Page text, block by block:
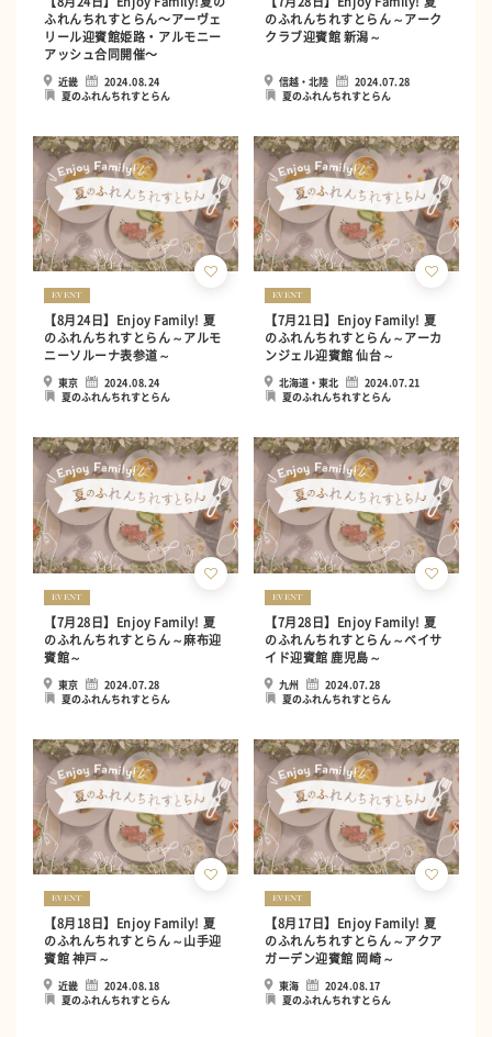
ふれんちれすとらん〜アーヴェ
リール迎賓館姫路・アルモニー
アッシュ合同開催〜
近畿
2024.08.24
夏のふれんちれすとらん
のふれんちれすとらん～アーク
クラブ迎賓館 新潟～
信越・北陸
2024.07.28
夏のふれんちれすとらん
EVENT
【8月24日】Enjoy Family! 夏
のふれんちれすとらん～アルモ
ニーソルーナ表参道～
東京
2024.08.24
夏のふれんちれすとらん
EVENT
【7月21日】Enjoy Family! 夏
のふれんちれすとらん～アーカ
ンジェル迎賓館 仙台～
北海道・東北
2024.07.21
夏のふれんちれすとらん
EVENT
【7月28日】Enjoy Family! 夏
のふれんちれすとらん～麻布迎
賓館～
東京
2024.07.28
夏のふれんちれすとらん
EVENT
【7月28日】Enjoy Family! 夏
のふれんちれすとらん～ベイサ
イド迎賓館 鹿児島～
九州
2024.07.28
夏のふれんちれすとらん
EVENT
【8月18日】Enjoy Family! 夏
のふれんちれすとらん～山手迎
賓館 神戸～
近畿
2024.08.18
夏のふれんちれすとらん
EVENT
【8月17日】Enjoy Family! 夏
のふれんちれすとらん～アクア
ガーデン迎賓館 岡崎～
東海
2024.08.17
夏のふれんちれすとらん